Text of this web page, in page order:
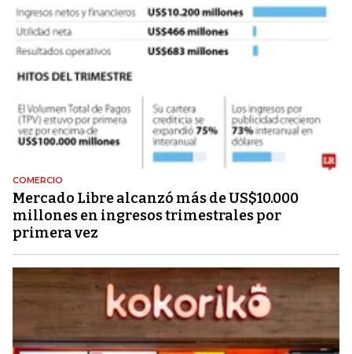
COMERCIO
Mercado Libre alcanzó más de US$10.000
millones en ingresos trimestrales por
primera vez